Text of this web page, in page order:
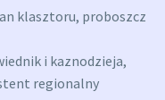
klasztoru, proboszcz
i kaznodzieja,
regionalny